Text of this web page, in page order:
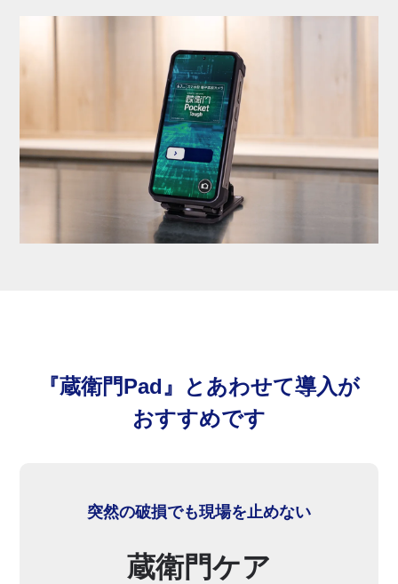
『蔵衛門Pad』とあわせて導入が
おすすめです
突然の破損でも現場を止めない
蔵衛門ケア